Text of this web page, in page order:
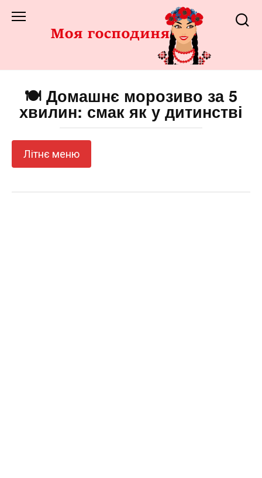
до
🍽️ Домашнє морозиво за 5
хвилин: смак як у дитинстві
Літнє меню